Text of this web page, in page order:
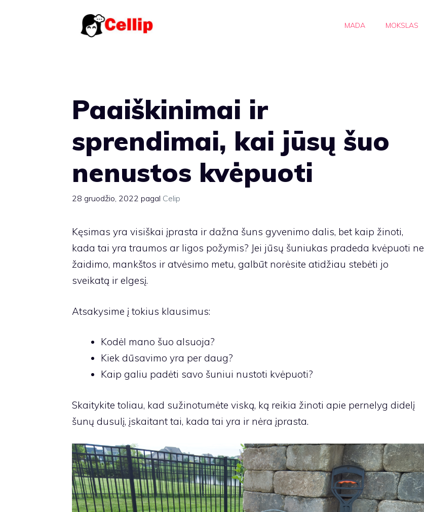
MADA MOKSLAS
Paaiškinimai ir
sprendimai, kai jūsų šuo
nenustos kvėpuoti
28 gruodžio, 2022 pagal Celip
Kęsimas yra visiškai įprasta ir dažna šuns gyvenimo dalis, bet kaip žinoti,
kada tai yra traumos ar ligos požymis? Jei jūsų šuniukas pradeda kvėpuoti ne
žaidimo, mankštos ir atvėsimo metu, galbūt norėsite atidžiau stebėti jo
sveikatą ir elgesį.
Atsakysime į tokius klausimus:
Kodėl mano šuo alsuoja?
Kiek dūsavimo yra per daug?
Kaip galiu padėti savo šuniui nustoti kvėpuoti?
Skaitykite toliau, kad sužinotumėte viską, ką reikia žinoti apie pernelyg didelį
šunų dusulį, įskaitant tai, kada tai yra ir nėra įprasta.